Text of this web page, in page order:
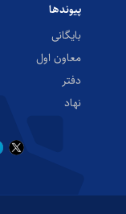
پیوندها
بایگانی
معاون اول
دفتر
نهاد